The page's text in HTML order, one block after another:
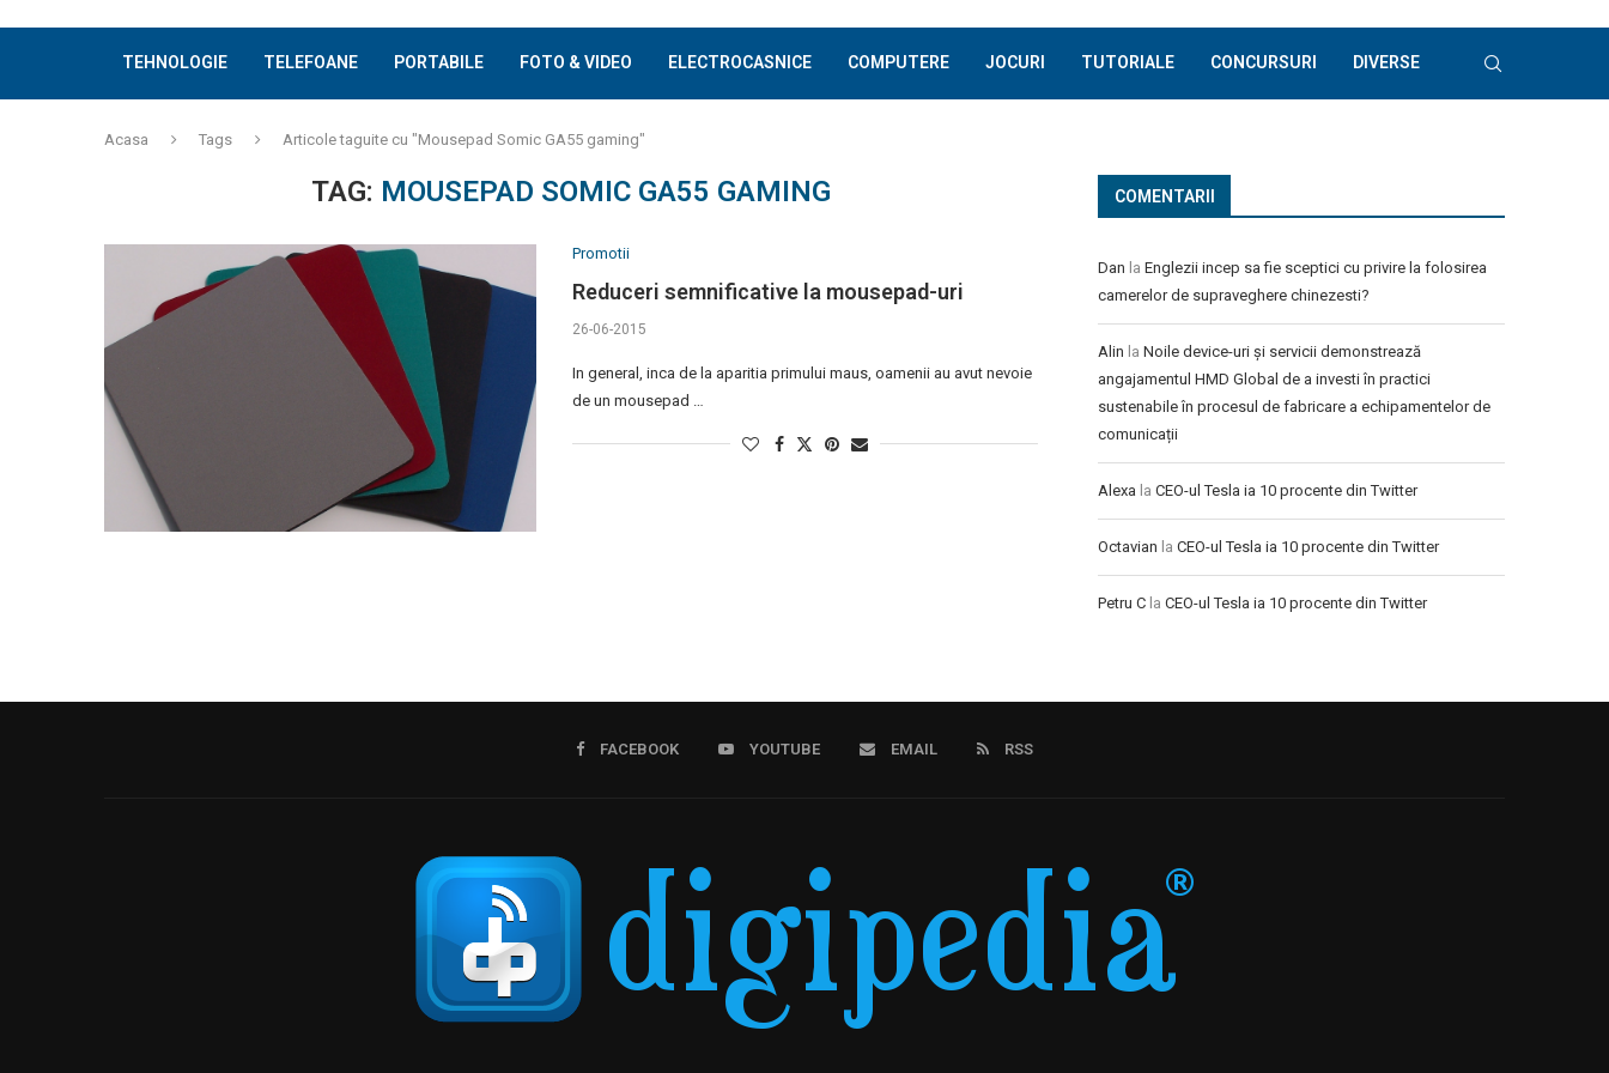
TEHNOLOGIE TELEFOANE PORTABILE FOTO & VIDEO ELECTROCASNICE COMPUTERE JOCURI TUTORIALE CONCURSURI DIVERSE
Acasa Tags Articole taguite cu "Mousepad Somic GA55 gaming"
TAG: MOUSEPAD SOMIC GA55 GAMING
Promotii
Reduceri semnificative la mousepad-uri
26-06-2015
In general, inca de la aparitia primului maus, oamenii au avut nevoie
de un mousepad …
COMENTARII
Dan la Englezii incep sa fie sceptici cu privire la folosirea
camerelor de supraveghere chinezesti?
Alin la Noile device-uri și servicii demonstrează
angajamentul HMD Global de a investi în practici
sustenabile în procesul de fabricare a echipamentelor de
comunicații
Alexa la CEO-ul Tesla ia 10 procente din Twitter
Octavian la CEO-ul Tesla ia 10 procente din Twitter
Petru C la CEO-ul Tesla ia 10 procente din Twitter
FACEBOOK YOUTUBE EMAIL RSS